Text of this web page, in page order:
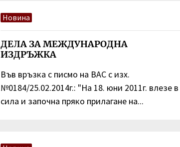
Новина
ДЕЛА ЗА МЕЖДУНАРОДНА
ИЗДРЪЖКА
Във връзка с писмо на ВАС с изх.
№0184/25.02.2014г.: "На 18. юни 2011г. влезе в
сила и започна пряко прилагане на...